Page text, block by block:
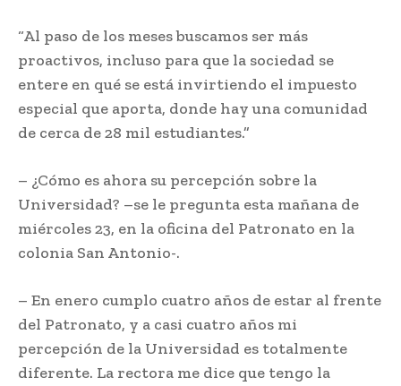
“Al paso de los meses buscamos ser más
proactivos, incluso para que la sociedad se
entere en qué se está invirtiendo el impuesto
especial que aporta, donde hay una comunidad
de cerca de 28 mil estudiantes.”
– ¿Cómo es ahora su percepción sobre la
Universidad? –se le pregunta esta mañana de
miércoles 23, en la oficina del Patronato en la
colonia San Antonio-.
– En enero cumplo cuatro años de estar al frente
del Patronato, y a casi cuatro años mi
percepción de la Universidad es totalmente
diferente. La rectora me dice que tengo la